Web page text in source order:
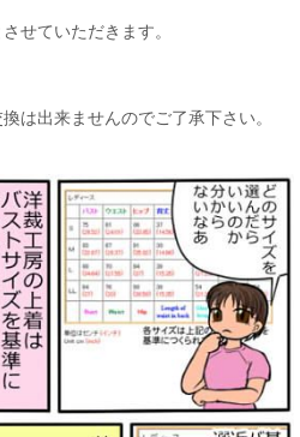
せていただきます。
は出来ませんのでご了承下さい。